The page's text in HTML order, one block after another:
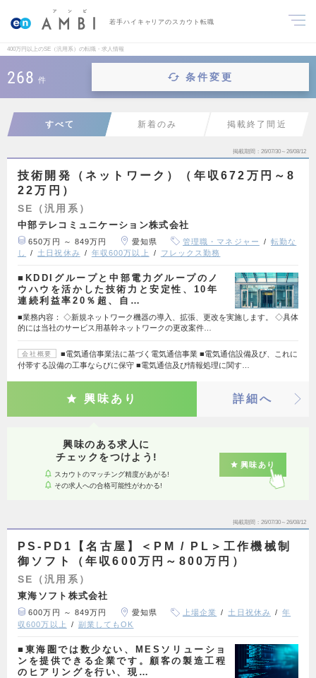
若手ハイキャリアのスカウト転職
400万円以上のSE（汎用系）の転職・求人情報
268 件 条件変更
すべて 新着のみ 掲載終了間近
掲載期間 26/07/30～26/08/12
技術開発（ネットワーク）（年収672万円～8
22万円）
SE（汎用系）
中部テレコミュニケーション株式会社
650万円 ～ 849万円 愛知県 管理職・マネジャー
転勤な
し
土日祝休み 年収600万以上 フレックス勤務
■KDDIグループと中部電力グループのノ
ウハウを活かした技術力と安定性、10年
連続利益率20％超、自…
■業務内容： ◇新規ネットワーク機器の導入、拡張、更改を実施します。 ◇具体
的には当社のサービス用基幹ネットワークの更改案件…
会社概要
■電気通信事業法に基づく電気通信事業 ■電気通信設備及び、これに
付帯する設備の工事ならびに保守 ■電気通信及び情報処理に関す…
興味あり 詳細へ
興味のある求人に
チェックをつけよう!
スカウトのマッチング精度があがる!
その求人への合格可能性がわかる!
興味あり
掲載期間 26/07/30～26/08/12
PS-PD1【名古屋】＜PM / PL＞工作機械制
御ソフト（年収600万円～800万円）
SE（汎用系）
東海ソフト株式会社
600万円 ～ 849万円 愛知県 上場企業 土日祝休み
年
収600万以上
副業してもOK
■東海圏では数少ない、MESソリューショ
ンを提供できる企業です。顧客の製造工程
のヒアリングを行い、現…